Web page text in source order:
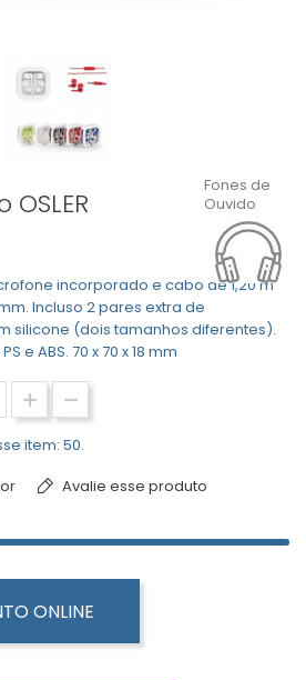
incorporado e cabo de 1,20 m
Incluso 2 pares extra de
silicone (dois tamanhos diferentes).
e ABS. 70 x 70 x 18 mm
item: 50.
Avalie esse produto
ONLINE
Fones de
Ouvido